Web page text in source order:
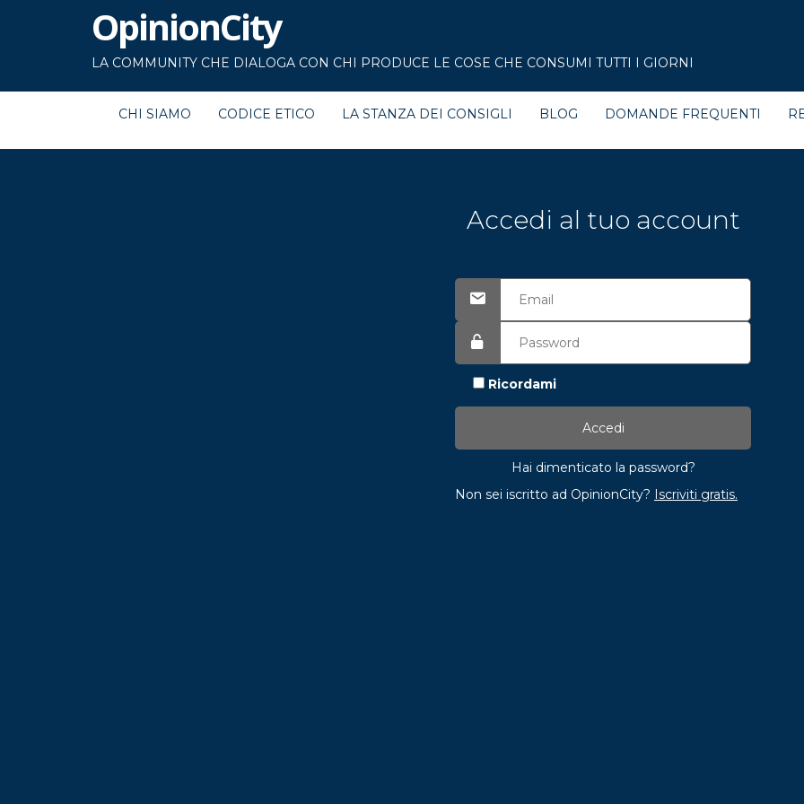
OpinionCity
LA COMMUNITY CHE DIALOGA CON CHI PRODUCE LE COSE CHE CONSUMI TUTTI I GIORNI
CHI SIAMO CODICE ETICO LA STANZA DEI CONSIGLI BLOG DOMANDE FREQUENTI
Accedi al tuo account
Ricordami
Hai dimenticato la password?
Non sei iscritto ad OpinionCity? Iscriviti gratis.